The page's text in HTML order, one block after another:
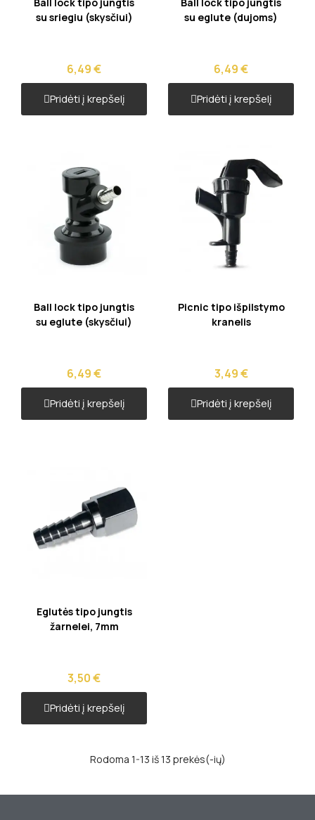
su sriegiu (skysčiui)
6,49 €
Pridėti į krepšelį
su eglute (dujoms)
6,49 €
Pridėti į krepšelį
Greita peržiūra
Ball lock tipo jungtis
su eglute (skysčiui)
6,49 €
Pridėti į krepšelį
Greita peržiūra
Picnic tipo išpilstymo
kranelis
3,49 €
Pridėti į krepšelį
Greita peržiūra
Eglutės tipo jungtis
žarnelei, 7mm
3,50 €
Pridėti į krepšelį
Rodoma 1-13 iš 13 prekės(-ių)